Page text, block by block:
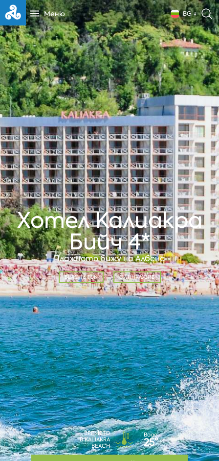
Меню BG
Хотел Калиакра
Бийч 4*
Плажното бижу на Албена
BEACH & FUN ОЛ ИНКЛУЗИВ
ВРЕМЕТО
В KALIAKRA
BEACH
Вода
25°